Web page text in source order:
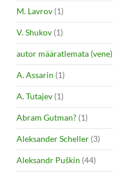
M. Lavrov (1)
V. Shukov (1)
autor määratlemata (vene)
A. Assarin (1)
A. Tutajev (1)
Abram Gutman? (1)
Aleksander Scheller (3)
Aleksandr Puškin (44)